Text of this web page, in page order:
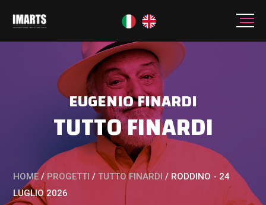
EUGENIO FINARDI
TUTTO FINARDI
HOME / PROGETTI / TUTTO FINARDI / RODDINO - 24
LUGLIO 2026